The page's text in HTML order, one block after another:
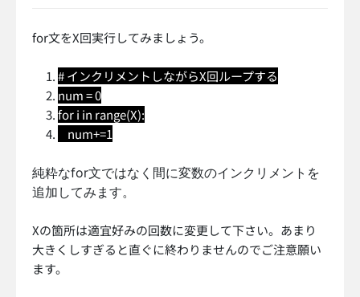
for文をX回実行してみましょう。
# インクリメントしながらX回ループする
num = 0
for i in range(X):
num+=1
純粋なfor文ではなく間に変数のインクリメントを
追加してみます。
Xの箇所は適宜好みの回数に変更して下さい。あまり
大きくしすぎると直ぐに終わりませんのでご注意願い
ます。